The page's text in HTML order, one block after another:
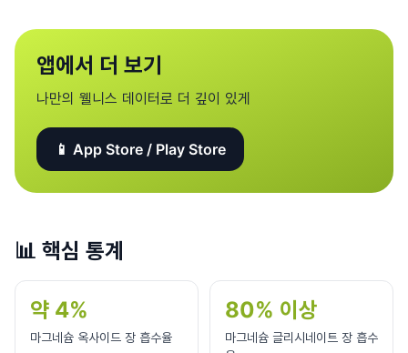
앱에서 더 보기
나만의 웰니스 데이터로 더 깊이 있게
📱 App Store / Play Store
📊 핵심 통계
약 4%
마그네슘 옥사이드 장 흡수율
80% 이상
마그네슘 글리시네이트 장 흡수